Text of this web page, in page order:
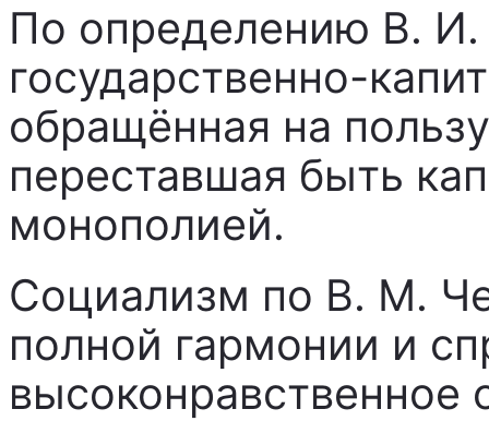
По определению В. И.
государственно-
обращённая на
переставшая быть
монополией.
Социализм по В. М.
полной гармонии и
высоконравственное